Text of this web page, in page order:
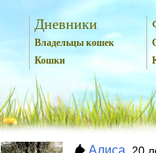
Дневники
Владельцы кошек
Кошки
Алиса